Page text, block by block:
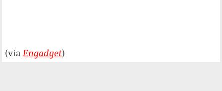
(viaEngadget)